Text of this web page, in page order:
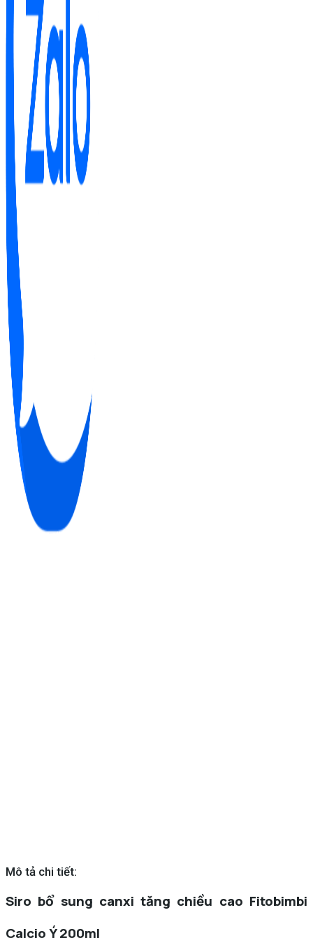
Mô tả chi tiết:
Siro bổ sung canxi tăng chiều cao Fitobimbi
Calcio Ý 200ml